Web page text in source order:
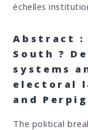
échelles
Abstract :
South ?
systems
electoral
and
The political